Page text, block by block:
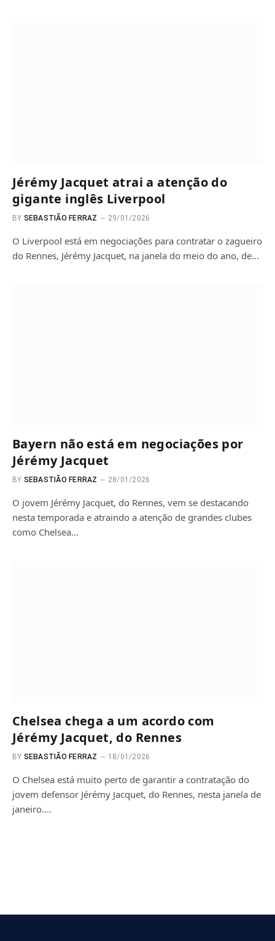
Jérémy Jacquet atrai a atenção do
gigante inglês Liverpool
BY SEBASTIÃO FERRAZ 29/01/2026
O Liverpool está em negociações para contratar o zagueiro
do Rennes, Jérémy Jacquet, na janela do meio do ano, de…
Bayern não está em negociações por
Jérémy Jacquet
BY SEBASTIÃO FERRAZ 28/01/2026
O jovem Jérémy Jacquet, do Rennes, vem se destacando
nesta temporada e atraindo a atenção de grandes clubes
como Chelsea…
Chelsea chega a um acordo com
Jérémy Jacquet, do Rennes
BY SEBASTIÃO FERRAZ 18/01/2026
O Chelsea está muito perto de garantir a contratação do
jovem defensor Jérémy Jacquet, do Rennes, nesta janela de
janeiro.…